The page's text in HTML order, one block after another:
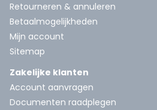
Retourneren & annuleren
Betaalmogelijkheden
Mijn account
Sitemap
Zakelijke klanten
Account aanvragen
Documenten raadplegen